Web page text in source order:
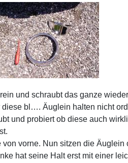
und schraubt das ganze
bl…. Äuglein halten nicht
und probiert ob diese auch
vorne. Nun sitzen die Äuglein
hat seine Halt erst mit einer